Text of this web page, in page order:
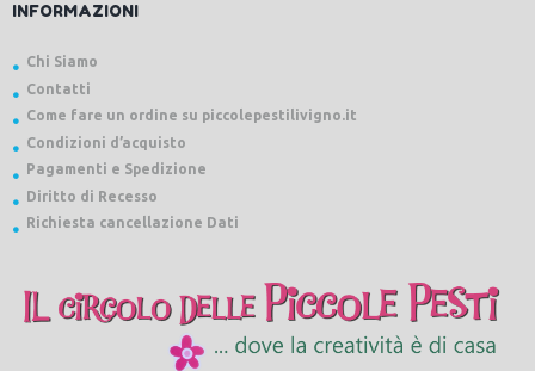
INFORMAZIONI
Chi Siamo
Contatti
Come fare un ordine su piccolepestilivigno.it
Condizioni d’acquisto
Pagamenti e Spedizione
Diritto di Recesso
Richiesta cancellazione Dati